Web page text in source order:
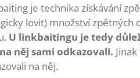
je technika získávání
lovit) množství zpětných
U linkbaitingu je tedy
něj sami odkazovali.
na něj.